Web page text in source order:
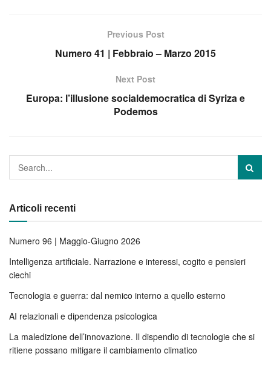
Previous Post
Numero 41 | Febbraio – Marzo 2015
Next Post
Europa: l’illusione socialdemocratica di Syriza e
Podemos
Articoli recenti
Numero 96 | Maggio-Giugno 2026
Intelligenza artificiale. Narrazione e interessi, cogito e pensieri
ciechi
Tecnologia e guerra: dal nemico interno a quello esterno
AI relazionali e dipendenza psicologica
La maledizione dell’innovazione. Il dispendio di tecnologie che si
ritiene possano mitigare il cambiamento climatico